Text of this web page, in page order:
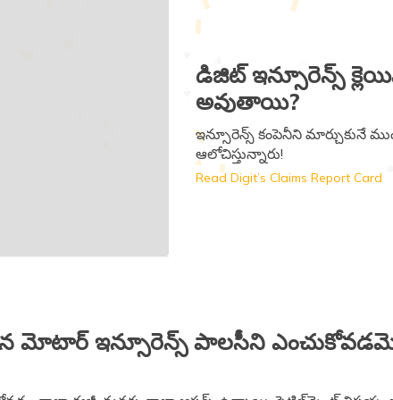
డిజిట్ ఇన్సూరెన్స్​
అవుతాయి?
ఇన్సూరెన్స్ కంపెనీని మార్చుకునే
ఆలోచిస్తున్నారు!
Read Digit’s Claims Report Card
మోటార్​ ఇన్సూరెన్స్​ పాలసీని